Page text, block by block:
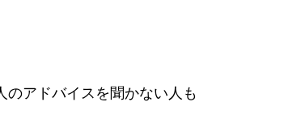
のアドバイスを聞かない人も